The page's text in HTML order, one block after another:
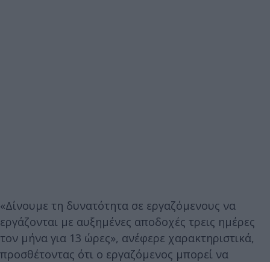
«Δίνουμε τη δυνατότητα σε εργαζόμενους να
εργάζονται με αυξημένες αποδοχές τρεις ημέρες
τον μήνα για 13 ώρες», ανέφερε χαρακτηριστικά,
προσθέτοντας ότι ο εργαζόμενος μπορεί να